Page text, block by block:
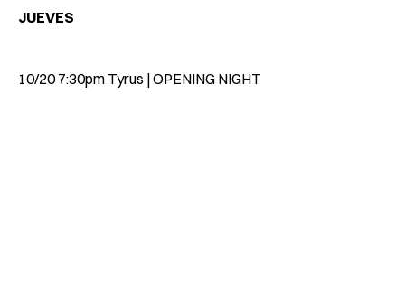
JUEVES
10/20 7:30pm Tyrus | OPENING NIGHT